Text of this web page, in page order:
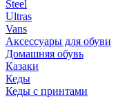
Steel
Ultras
Vans
Аксессуары для обуви
Домашняя обувь
Казаки
Кеды
Кеды с принтами